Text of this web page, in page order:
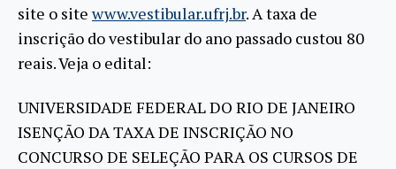
site o sitewww.vestibular.ufrj.br. A taxa de
inscrição do vestibular do ano passado custou 80
reais. Veja o edital:
UNIVERSIDADE FEDERAL DO RIO DE JANEIRO
ISENÇÃO DA TAXA DE INSCRIÇÃO NO
CONCURSO DE SELEÇÃO PARA OS CURSOS DE